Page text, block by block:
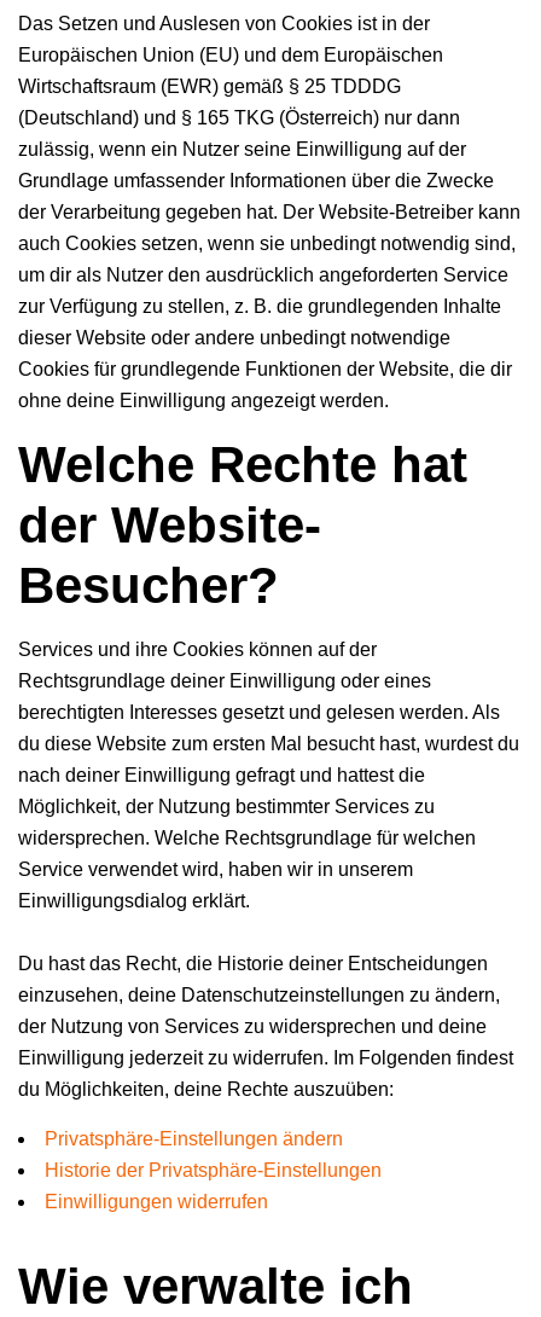
Das Setzen und Auslesen von Cookies ist in der
Europäischen Union (EU) und dem Europäischen
Wirtschaftsraum (EWR) gemäß § 25 TDDDG
(Deutschland) und § 165 TKG (Österreich) nur dann
zulässig, wenn ein Nutzer seine Einwilligung auf der
Grundlage umfassender Informationen über die Zwecke
der Verarbeitung gegeben hat. Der Website-Betreiber kann
auch Cookies setzen, wenn sie unbedingt notwendig sind,
um dir als Nutzer den ausdrücklich angeforderten Service
zur Verfügung zu stellen, z. B. die grundlegenden Inhalte
dieser Website oder andere unbedingt notwendige
Cookies für grundlegende Funktionen der Website, die dir
ohne deine Einwilligung angezeigt werden.
Welche Rechte hat
der Website-
Besucher?
Services und ihre Cookies können auf der
Rechtsgrundlage deiner Einwilligung oder eines
berechtigten Interesses gesetzt und gelesen werden. Als
du diese Website zum ersten Mal besucht hast, wurdest du
nach deiner Einwilligung gefragt und hattest die
Möglichkeit, der Nutzung bestimmter Services zu
widersprechen. Welche Rechtsgrundlage für welchen
Service verwendet wird, haben wir in unserem
Einwilligungsdialog erklärt.
Du hast das Recht, die Historie deiner Entscheidungen
einzusehen, deine Datenschutzeinstellungen zu ändern,
der Nutzung von Services zu widersprechen und deine
Einwilligung jederzeit zu widerrufen. Im Folgenden findest
du Möglichkeiten, deine Rechte auszuüben:
Privatsphäre-Einstellungen ändern
Historie der Privatsphäre-Einstellungen
Einwilligungen widerrufen
Wie verwalte ich